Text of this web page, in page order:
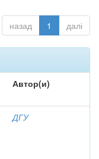
назад 1 далі
Автор(и)
ДГУ